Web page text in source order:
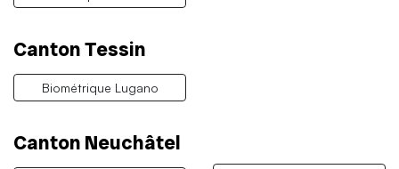
Canton Tessin
Biométrique Lugano
Canton Neuchâtel